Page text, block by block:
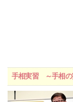
手相実習 ～手相の